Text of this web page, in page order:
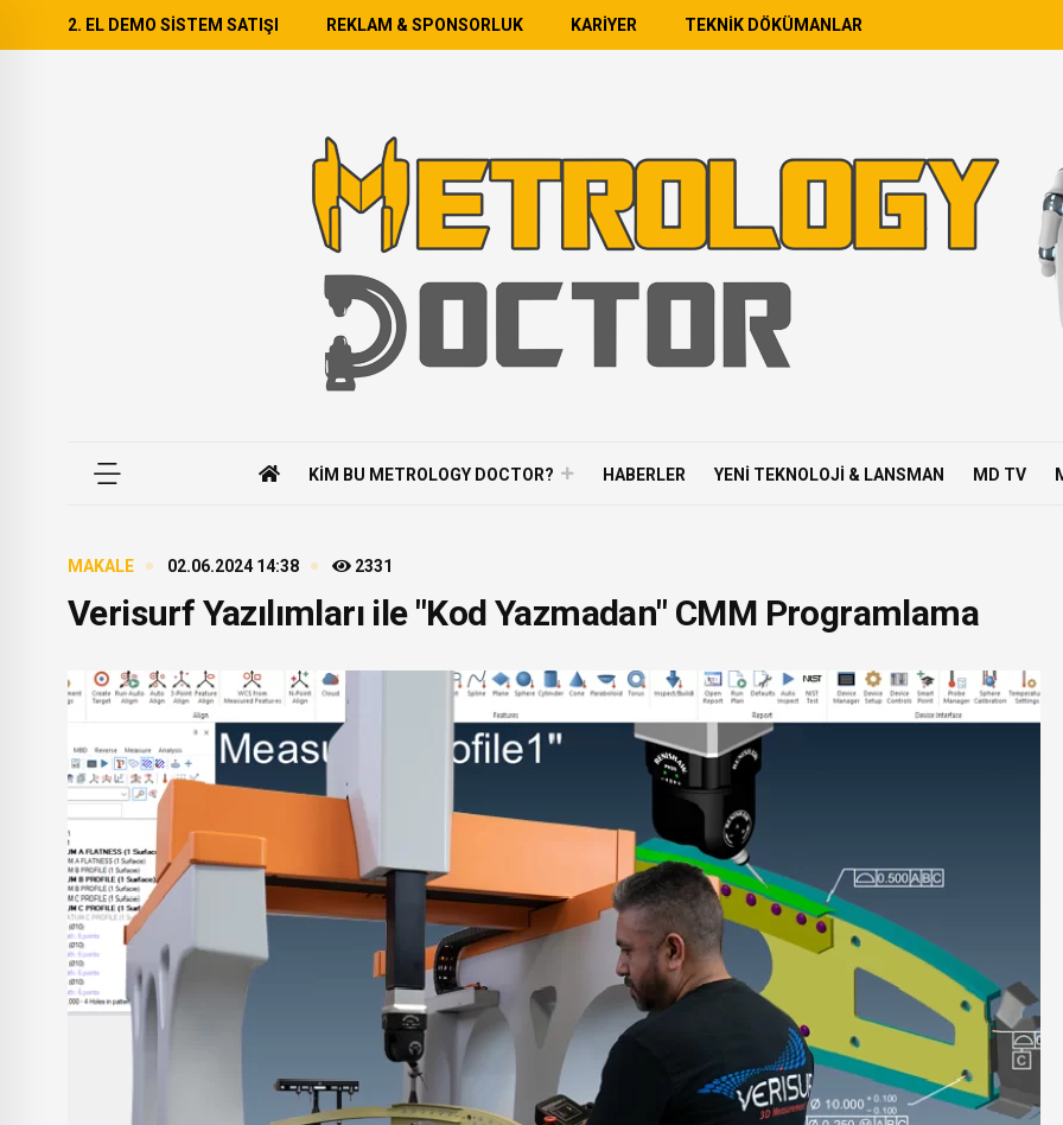
2. EL DEMO SISTEM SATIŞI REKLAM & SPONSORLUK KARIYER TEKNIK DÖKÜMANLAR
KIM BU METROLOGY DOCTOR? HABERLER YENI TEKNOLOJI & LANSMAN MD TV
MAKALE 02.06.2024 14:38 2331
Verisurf Yazılımları ile "Kod Yazmadan" CMM Programlama